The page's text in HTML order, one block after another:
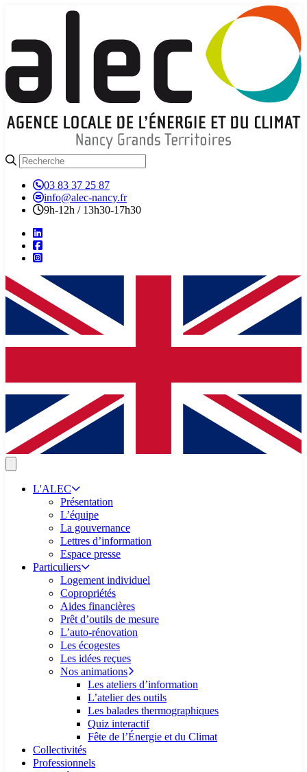
03 83 37 25 87
info@alec-nancy.fr
9h-12h / 13h30-17h30
L'ALEC
Présentation
L’équipe
La gouvernance
Lettres d’information
Espace presse
Particuliers
Logement individuel
Copropriétés
Aides financières
Prêt d’outils de mesure
L’auto-rénovation
Les écogestes
Les idées reçues
Nos animations
Les ateliers d’information
L’atelier des outils
Les balades thermographiques
Quiz interactif
Fête de l’Énergie et du Climat
Collectivités
Professionnels